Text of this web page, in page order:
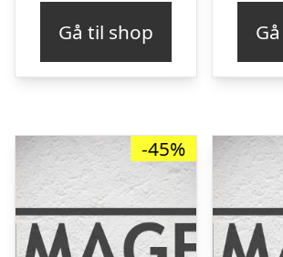
kr. 2.487,00.kr.
Gå til shop
-45%